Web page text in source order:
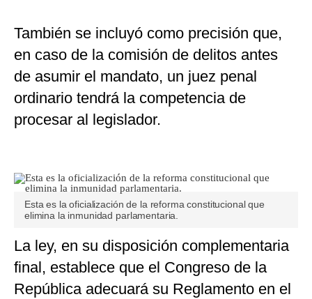
También se incluyó como precisión que,
en caso de la comisión de delitos antes
de asumir el mandato, un juez penal
ordinario tendrá la competencia de
procesar al legislador.
Esta es la oficialización de la reforma constitucional que
elimina la inmunidad parlamentaria.
La ley, en su disposición complementaria
final, establece que el Congreso de la
República adecuará su Reglamento en el